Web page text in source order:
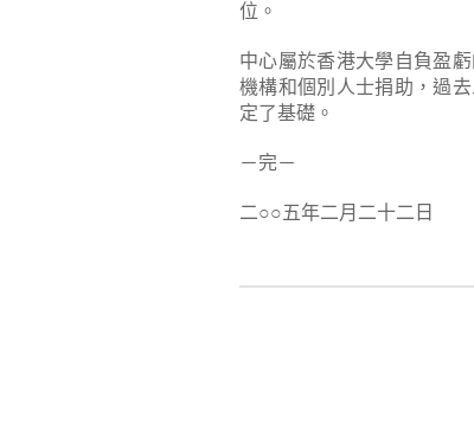
位。
中心屬於香港大學自負盈
機構和個別人士捐助，過
定了基礎。
－完－
二○○五年二月二十二日